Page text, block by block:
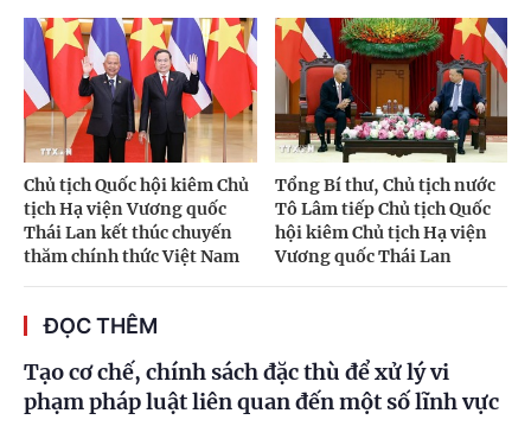
Chủ tịch Quốc hội kiêm Chủ
tịch Hạ viện Vương quốc
Thái Lan kết thúc chuyến
thăm chính thức Việt Nam
Tổng Bí thư, Chủ tịch nước
Tô Lâm tiếp Chủ tịch Quốc
hội kiêm Chủ tịch Hạ viện
Vương quốc Thái Lan
ĐỌC THÊM
Tạo cơ chế, chính sách đặc thù để xử lý vi
phạm pháp luật liên quan đến một số lĩnh vực